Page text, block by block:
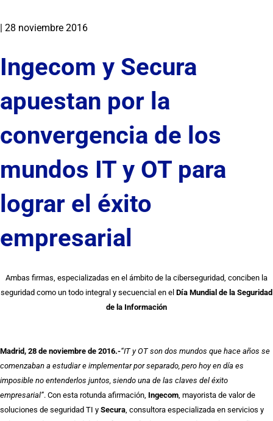
| 28 noviembre 2016
Ingecom y Secura
apuestan por la
convergencia de los
mundos IT y OT para
lograr el éxito
empresarial
Ambas firmas, especializadas en el ámbito de la ciberseguridad, conciben la
seguridad como un todo integral y secuencial en el Día Mundial de la Seguridad
de la Información
Madrid, 28 de noviembre de 2016.-“IT y OT son dos mundos que hace años se
comenzaban a estudiar e implementar por separado, pero hoy en día es
imposible no entenderlos juntos, siendo una de las claves del éxito
empresarial”. Con esta rotunda afirmación, Ingecom, mayorista de valor de
soluciones de seguridad TI y Secura, consultora especializada en servicios y